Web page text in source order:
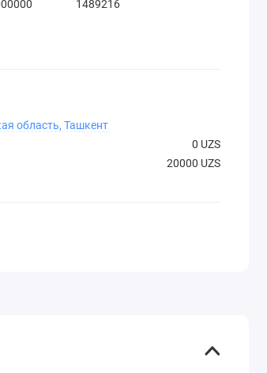
1489216
область, Ташкент
0 UZS
20000 UZS